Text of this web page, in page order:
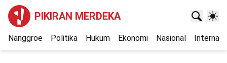
PIKIRAN MERDEKA
Nanggroe Politika Hukum Ekonomi Nasional